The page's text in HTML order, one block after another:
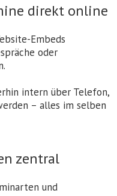
direkt online
Embeds
oder
intern über Telefon,
– alles im selben
zentral
und